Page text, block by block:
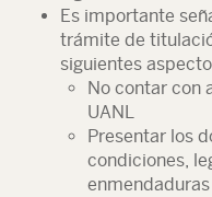
Es importante
trámite de
siguientes
No contar con
UANL
Presentar los
condiciones,